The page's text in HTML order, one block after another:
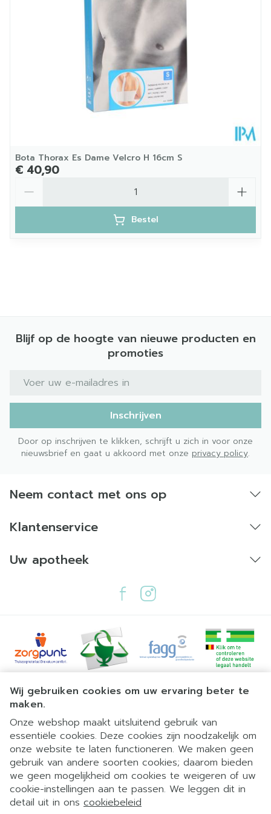
Wij gebruiken cookies om uw ervaring beter te
maken.
Onze webshop maakt uitsluitend gebruik van
essentiële cookies. Deze cookies zijn noodzakelijk om
onze website te laten functioneren. We maken geen
gebruik van andere soorten cookies; daarom bieden
we geen mogelijkheid om cookies te weigeren of uw
cookie-instellingen aan te passen. We leggen dit in
detail uit in ons cookiebeleid
Kamertemperatuur (15°C -
25°C)
Bota Thorax Es Dame Velcro H 16cm S
€ 40,90
Bestel
Blijf op de hoogte van nieuwe producten en
promoties
E-mail adres
Inschrijven
Door op inschrijven te klikken, schrijft u zich in voor onze
nieuwsbrief en gaat u akkoord met onze privacy policy.
Neem contact met ons op
Klantenservice
Uw apotheek
Juridische links